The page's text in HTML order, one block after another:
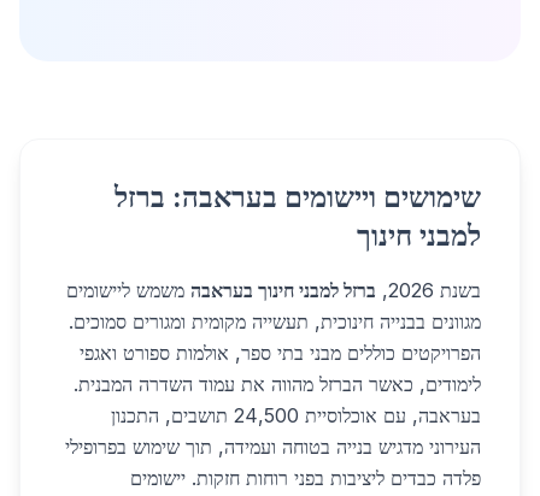
שימושים ויישומים בעראבה: ברזל
למבני חינוך
בשנת 2026, ברזל למבני חינוך בעראבה משמש ליישומים
מגוונים בבנייה חינוכית, תעשייה מקומית ומגורים סמוכים.
הפרויקטים כוללים מבני בתי ספר, אולמות ספורט ואגפי
לימודים, כאשר הברזל מהווה את עמוד השדרה המבנית.
בעראבה, עם אוכלוסיית 24,500 תושבים, התכנון
העירוני מדגיש בנייה בטוחה ועמידה, תוך שימוש בפרופילי
פלדה כבדים ליציבות בפני רוחות חזקות. יישומים